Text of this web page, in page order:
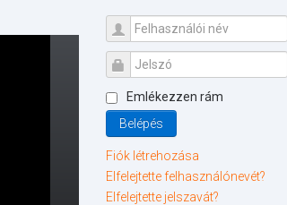
Emlékezzen rám
Belépés
Fiók létrehozása
Elfelejtette felhasználónevét?
Elfelejtette jelszavát?